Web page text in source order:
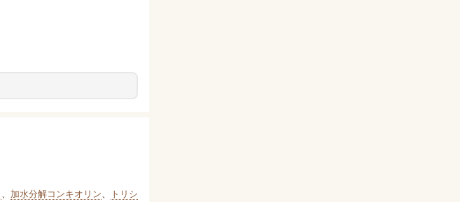
、 加水分解コンキオリン、
トリシ